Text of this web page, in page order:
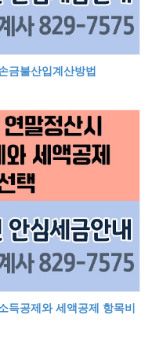
금불산입계산방법
득공제와 세액공제 항목비